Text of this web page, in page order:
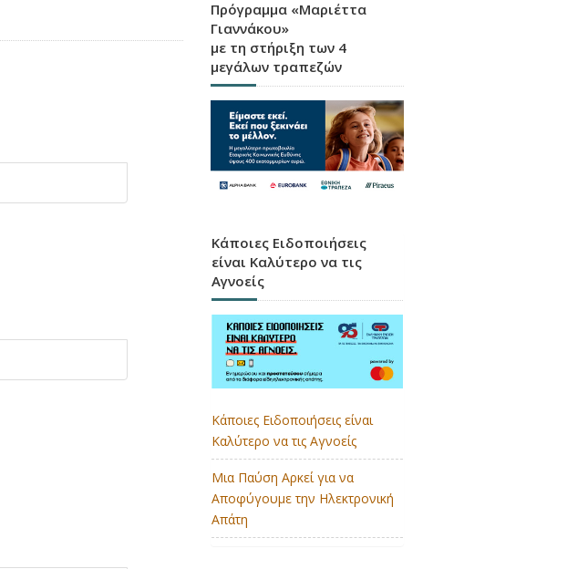
Πρόγραμμα «Μαριέττα
Γιαννάκου»
με τη στήριξη των 4
μεγάλων τραπεζών
Κάποιες Ειδοποιήσεις
είναι Καλύτερο να τις
Αγνοείς
Κάποιες Ειδοποιήσεις είναι
Καλύτερο να τις Αγνοείς
Μια Παύση Αρκεί για να
Αποφύγουμε την Ηλεκτρονική
Απάτη